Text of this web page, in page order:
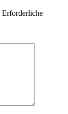
Erforderliche